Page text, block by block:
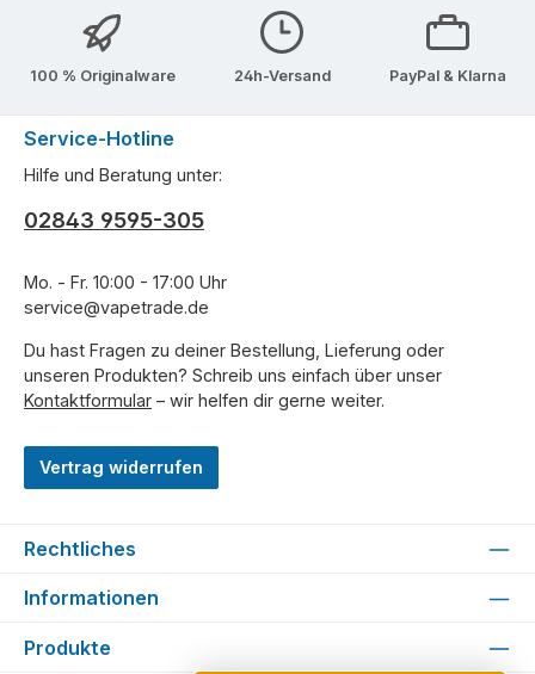
100 % Originalware 24h-Versand PayPal & Klarna
Service-Hotline
Hilfe und Beratung unter:
02843 9595-305
Mo. - Fr. 10:00 - 17:00 Uhr
service@vapetrade.de
Du hast Fragen zu deiner Bestellung, Lieferung oder
unseren Produkten? Schreib uns einfach über unser
Kontaktformular – wir helfen dir gerne weiter.
Vertrag widerrufen
Rechtliches
Informationen
Produkte